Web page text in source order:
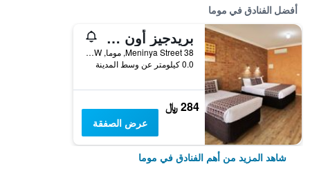
أفضل الفنادق في موما
بريدجيز أون مينينيا موتل آند أبارتمنتس
38 Meninya Street, موما, NSW, أستراليا
0.0 كيلومتر عن وسط المدينة
284 ﷼
عرض الصفقة
شاهد المزيد من أهم الفنادق في موما